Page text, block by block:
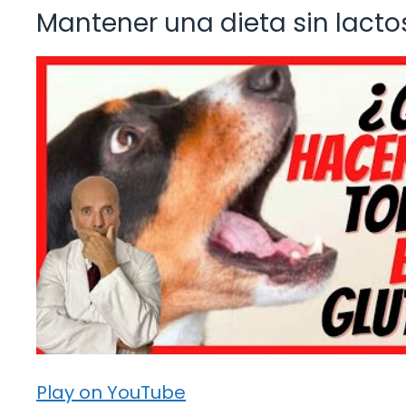
Mantener una dieta sin
Play on YouTube